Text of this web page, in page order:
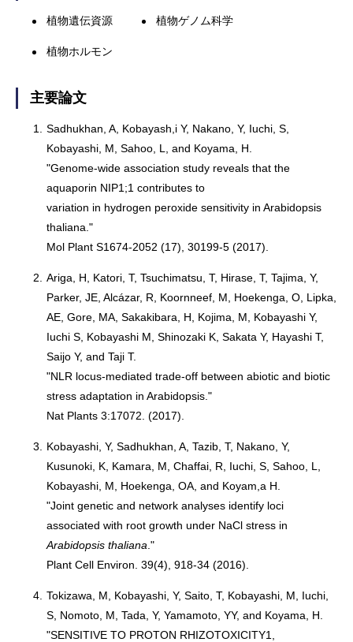
植物遺伝資源 植物ゲノム科学
植物ホルモン
主要論文
1.
Sadhukhan, A, Kobayash,i Y, Nakano, Y, Iuchi, S,
Kobayashi, M, Sahoo, L, and Koyama, H.
"Genome-wide association study reveals that the
aquaporin NIP1;1 contributes to
variation in hydrogen peroxide sensitivity in Arabidopsis
thaliana."
Mol Plant S1674-2052 (17), 30199-5 (2017).
2.
Ariga, H, Katori, T, Tsuchimatsu, T, Hirase, T, Tajima, Y,
Parker, JE, Alcázar, R, Koornneef, M, Hoekenga, O, Lipka,
AE, Gore, MA, Sakakibara, H, Kojima, M, Kobayashi Y,
Iuchi S, Kobayashi M, Shinozaki K, Sakata Y, Hayashi T,
Saijo Y, and Taji T.
"NLR locus-mediated trade-off between abiotic and biotic
stress adaptation in Arabidopsis."
Nat Plants 3:17072. (2017).
3.
Kobayashi, Y, Sadhukhan, A, Tazib, T, Nakano, Y,
Kusunoki, K, Kamara, M, Chaffai, R, Iuchi, S, Sahoo, L,
Kobayashi, M, Hoekenga, OA, and Koyam,a H.
"Joint genetic and network analyses identify loci
associated with root growth under NaCl stress in
Arabidopsis thaliana ."
Plant Cell Environ. 39(4), 918-34 (2016).
4. Tokizawa, M, Kobayashi, Y, Saito, T, Kobayashi, M, Iuchi,
S, Nomoto, M, Tada, Y, Yamamoto, YY, and Koyama, H.
"SENSITIVE TO PROTON RHIZOTOXICITY1,